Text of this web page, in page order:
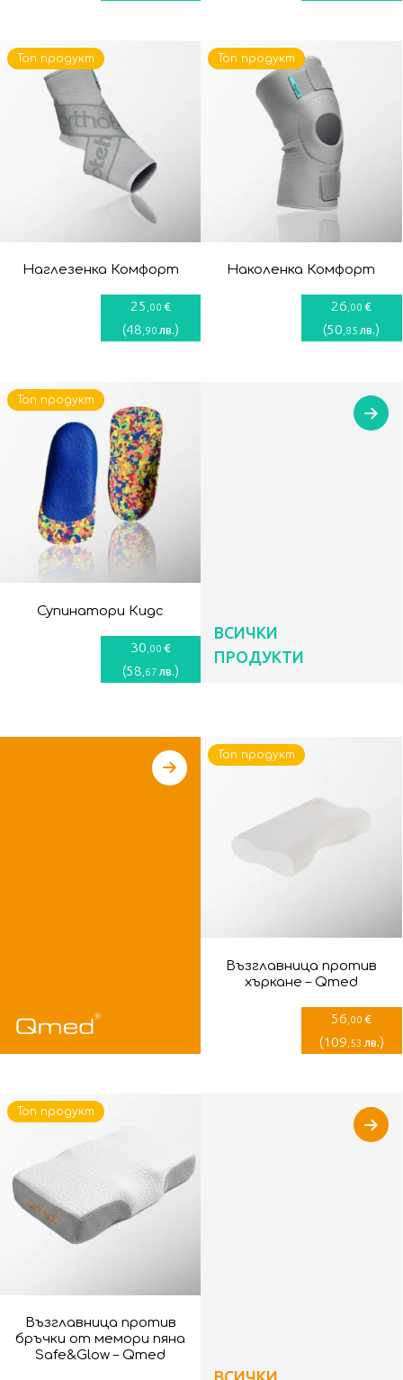
Наглезенка Комфорт
25 ,00 €
(48 ,90 лв.)
Топ продукт
Наколенка Комфорт
26 ,00 €
(50 ,85 лв.)
Топ продукт
Супинатори Кидс
30 ,00 €
(58 ,67 лв.)
Топ продукт
ВСИЧКИ
ПРОДУКТИ
Възглавница против
хъркане – Qmed
56 ,00 €
(109 ,53 лв.)
Топ продукт
Възглавница против
бръчки от мемори пяна
Safe&Glow – Qmed
Топ продукт